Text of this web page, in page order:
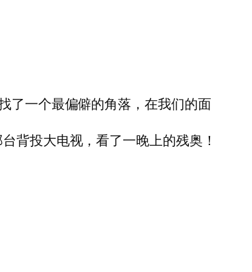
了一个最偏僻的角落，在我们的面
背投大电视，看了一晚上的残奥！